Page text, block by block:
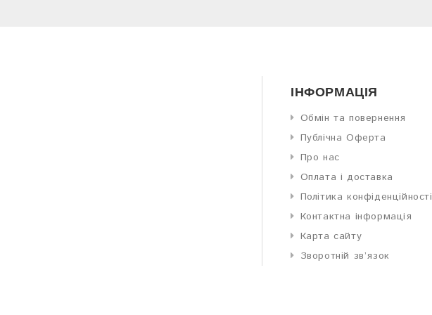
ІНФОРМАЦІЯ
Обмін та повернення
Публічна Оферта
Про нас
Оплата і доставка
Політика конфіденційності
Контактна інформація
Карта сайту
Зворотній зв’язок